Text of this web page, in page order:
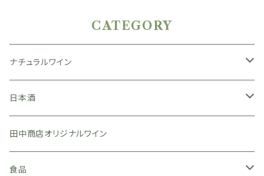
CATEGORY
ナチュラルワイン
日本
広島県
岡山県
フランス
ブルゴーニュ
イタリア
日本酒
広島県
亀齢酒造
山口県
田中商店オリジナルワイン
食品